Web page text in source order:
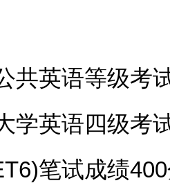
共英语等级考
学英语四级考
笔试成绩